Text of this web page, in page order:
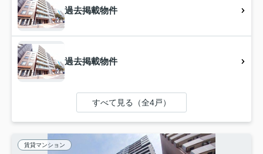
過去掲載物件
過去掲載物件
すべて見る（全4戸）
賃貸マンション